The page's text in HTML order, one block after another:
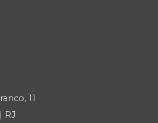
11
RJ